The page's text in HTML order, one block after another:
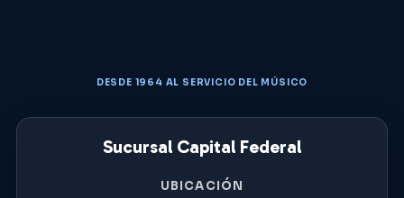
DESDE 1964 AL SERVICIO DEL MÚSICO
Sucursal Capital Federal
UBICACIÓN